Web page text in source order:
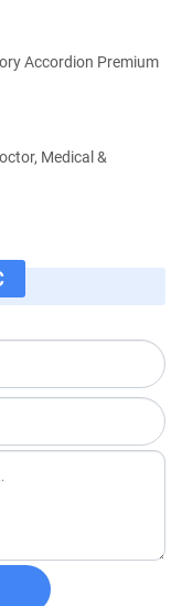
Accordion Premium
Medical &